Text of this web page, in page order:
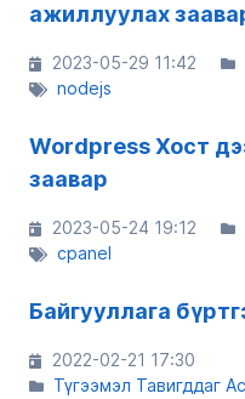
ажиллуулах
2023-05-29 11:42
nodejs
Wordpress Хост
заавар
2023-05-24 19:12
cpanel
Байгууллага
2022-02-21 17:30
Түгээмэл Тавигддаг